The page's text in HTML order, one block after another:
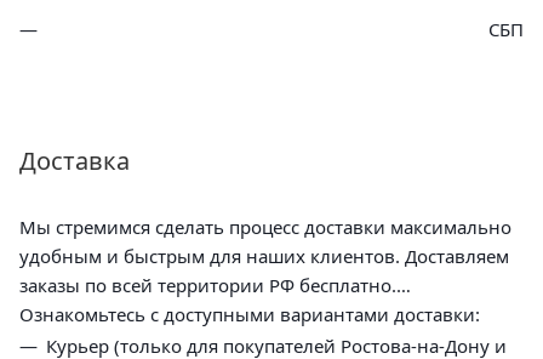
СБП
Доставка
Мы стремимся сделать процесс доставки максимально
удобным и быстрым для наших клиентов. Доставляем
заказы по всей территории РФ бесплатно.
Ознакомьтесь с доступными вариантами доставки:
Курьер (только для покупателей Ростова-на-Дону и